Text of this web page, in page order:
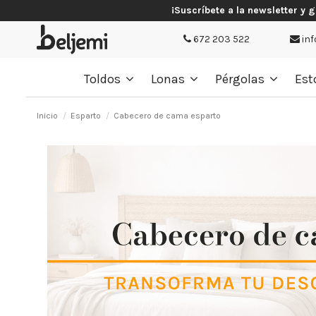
¡Suscríbete a la newsletter y
672 203 522
Toldos Lonas Pérgolas
Inicio Esparto Cabecero de cama esparto